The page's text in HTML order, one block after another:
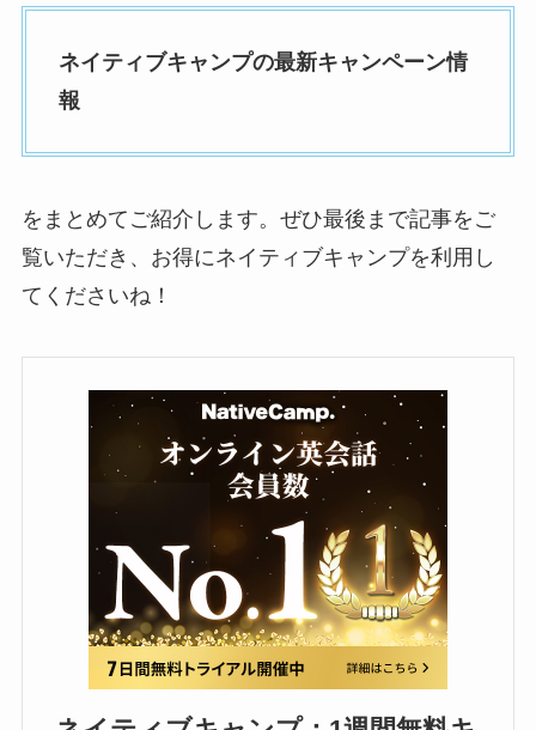
ネイティブキャンプの最新キャンペーン情
報
をまとめてご紹介します。ぜひ最後まで記事をご
覧いただき、お得にネイティブキャンプを利用し
てくださいね！